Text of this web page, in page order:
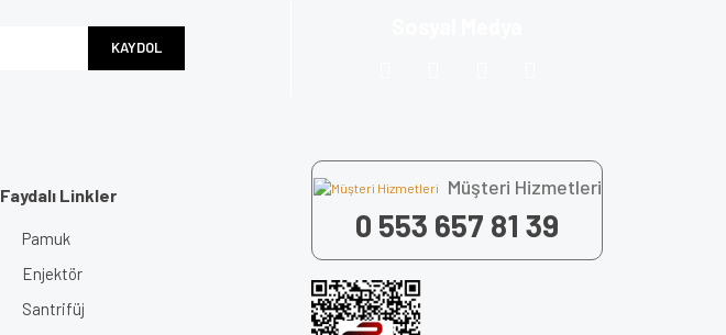
KAYDOL
Faydalı Linkler
Pamuk
Enjektör
Santrifüj
Müşteri Hizmetleri
0 553 657 81 39